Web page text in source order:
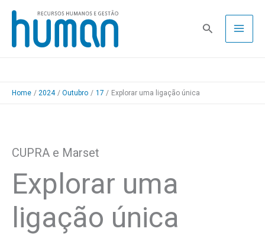
Skip
content
Pesquisa
Home 2024 Outubro 17 Explorar uma ligação única
CUPRA e Marset
Explorar uma
ligação única